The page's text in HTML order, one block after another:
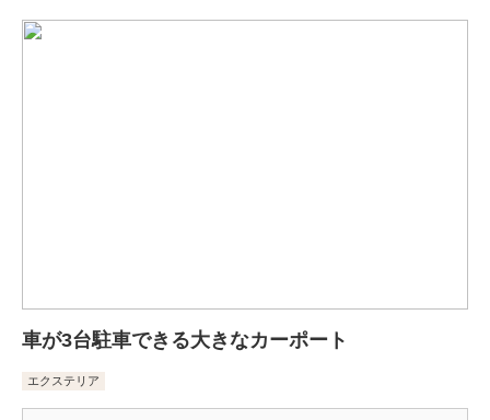
車が3台駐車できる大きなカーポート
エクステリア